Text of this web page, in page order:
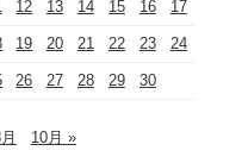
12 13 14 15 16 17
19 20 21 22 23 24
26 27 28 29 30
10月 »